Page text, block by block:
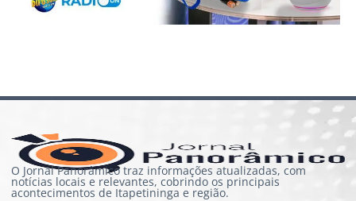
O Jornal Panorâmico traz informações atualizadas, com
notícias locais e relevantes, cobrindo os principais
acontecimentos de Itapetininga e região.